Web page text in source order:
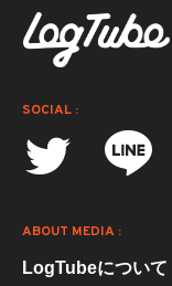
SOCIAL :
ABOUT MEDIA :
LogTubeについて